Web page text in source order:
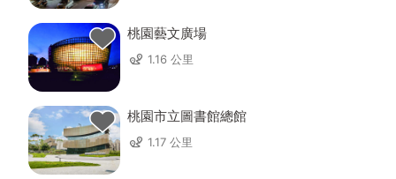
桃園藝文廣場
1.16 公里
桃園市立圖書館總館
1.17 公里